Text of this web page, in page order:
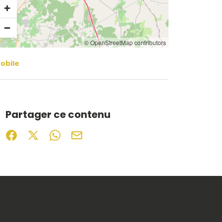
© OpenStreetMap contributors
Partager ce contenu
Partager sur Facebook (nouvelle fenêtre)
Partager sur X / Twitter (nouvelle fenêtre)
Partager sur WhatsApp
Partager par mail